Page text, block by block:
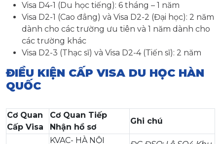
Visa D4-1 (Du học tiếng): 6 tháng – 1 năm
Visa D2-1 (Cao đẳng) và Visa D2-2 (Đại học): 2 năm
dành cho các trường ưu tiên và 1 năm dành cho
các trường khác
Visa D2-3 (Thạc sĩ) và Visa D2-4 (Tiến sĩ): 2 năm
ĐIỀU KIỆN CẤP VISA DU HỌC HÀN
QUỐC
Cơ Quan
Cấp Visa
Cơ Quan Tiếp
Nhận hồ sơ
Ghi chú
KVAC- HÀ NỘI